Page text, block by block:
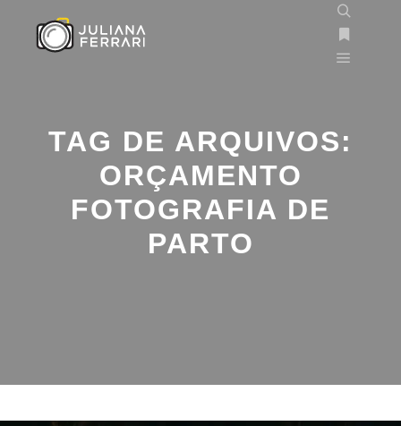
TAG DE ARQUIVOS:
ORÇAMENTO
FOTOGRAFIA DE
PARTO